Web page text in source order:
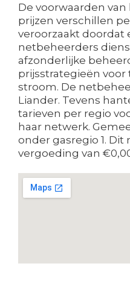
De voorwaarden
prijzen verschillen
veroorzaakt doordat
netbeheerders
afzonderlijke
prijsstrategieën voor
stroom. De
Liander. Tevens
tarieven per regio
haar netwerk.
onder gasregio 1.
vergoeding van